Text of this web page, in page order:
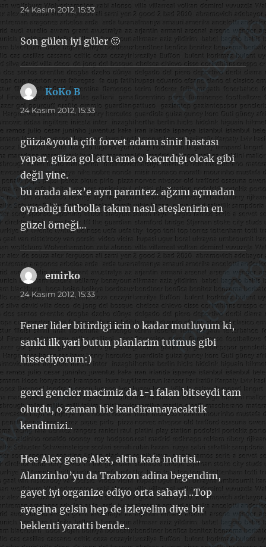
ki:
24 Kasım 2012, 15:33
Son gülen iyi güler 🙂
KoKo Bdedi
ki:
24 Kasım 2012, 15:33
güiza&youla çift forvet adamı sinir hastası
yapar. güiza gol attı ama o kaçırdığı olcak gibi
değil yine.
bu arada alex’e ayrı parantez. ağzını açmadan
oynadığı futbolla takım nasıl ateşlenirin en
güzel örneği…
emirko dedi
ki:
24 Kasım 2012, 15:33
Fener lider bitirdigi icin o kadar mutluyum ki,
sanki ilk yari butun planlarim tutmus gibi
hissediyorum:)
gerci gencler macimiz da 1-1 falan bitseydi tam
olurdu, o zaman hic kandiramayacaktik
kendimizi..
Hee Alex gene Alex, altin kafa indirisi..
Alanzinho’yu da Trabzon adina begendim,
gayet iyi organize ediyo orta sahayi ..Top
ayagina gelsin hep de izleyelim diye bir
beklenti yaratti bende..